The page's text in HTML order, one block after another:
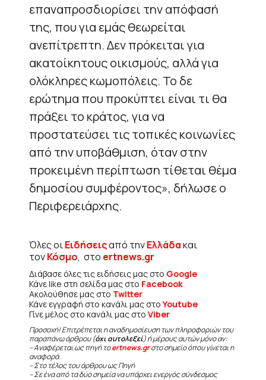
επαναπροσδιορίσει την απόφασή
της, που για εμάς θεωρείται
ανεπίτρεπτη. Δεν πρόκειται για
ακατοίκητους οικισμούς, αλλά για
ολόκληρες κωμοπόλεις. Το δε
ερώτημα που προκύπτει είναι τι θα
πράξει το κράτος, για να
προστατεύσει τις τοπικές κοινωνίες
από την υποβάθμιση, όταν στην
προκειμένη περίπτωση τίθεται θέμα
δημοσίου συμφέροντος», δήλωσε ο
Περιφερειάρχης.
Όλες οιΕιδήσειςαπό τηνΕλλάδακαι
τονΚόσμο, στο ertnews.gr
Διάβασε όλες τις ειδήσεις μας στο Google
Κάνε like στη σελίδα μας στο Facebook
Ακολούθησε μας στο Twitter
Κάνε εγγραφή στο κανάλι μας στοYoutube
Γίνε μέλος στο κανάλι μας στο Viber
Προσοχή! Επιτρέπεται η αναδημοσίευση των πληροφοριών του
παραπάνω άρθρου (όχι αυτολεξεί) ή μέρους αυτών μόνο αν:
– Αναφέρεται ως πηγή τοertnews.grστο σημείο όπου γίνεται η
αναφορά.
– Στο τέλος του άρθρου ως Πηγή
– Σε ένα από τα δύο σημεία να υπάρχει ενεργός σύνδεσμος